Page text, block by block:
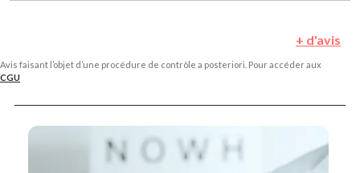
Avis faisant l’objet d’une procédure de contrôle a posteriori. Pour accéder aux
CGU
+ d'avis